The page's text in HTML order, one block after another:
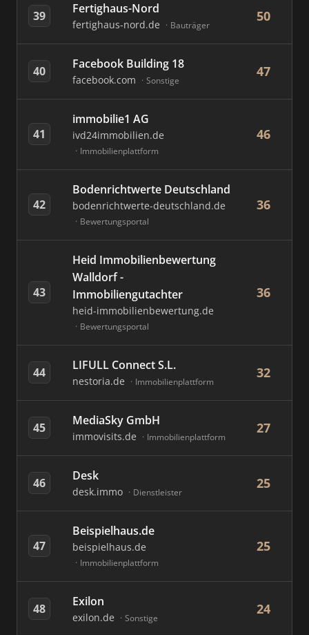
39 Fertighaus-Nord
fertighaus-nord.de Bauträger
50
40 Facebook Building 18
facebook.com Sonstige
47
41
immobilie1 AG
ivd24immobilien.de
Immobilienplattform
46
42
Bodenrichtwerte Deutschland
bodenrichtwerte-deutschland.de
Bewertungsportal
36
43
Heid Immobilienbewertung
Walldorf -
Immobiliengutachter
heid-immobilienbewertung.de
Bewertungsportal
36
44 LIFULL Connect S.L.
nestoria.de Immobilienplattform
32
45 MediaSky GmbH
immovisits.de Immobilienplattform
27
46 Desk
desk.immo Dienstleister
25
47
Beispielhaus.de
beispielhaus.de
Immobilienplattform
25
48 Exilon
exilon.de Sonstige
24